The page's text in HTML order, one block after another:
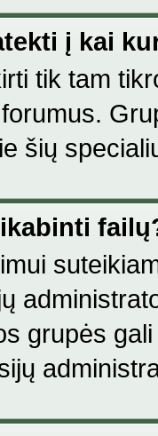
į kai
tik tam
šių
grupės